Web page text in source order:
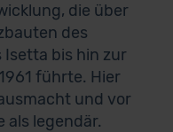
die über
des
Isetta bis hin zur
führte. Hier
und vor
als legendär.